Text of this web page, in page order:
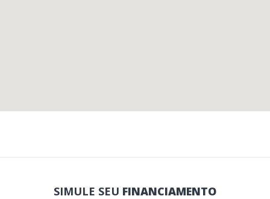
SIMULE SEU FINANCIAMENTO